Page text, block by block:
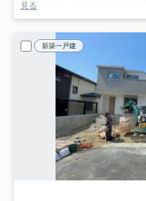
見る
新築一戸建